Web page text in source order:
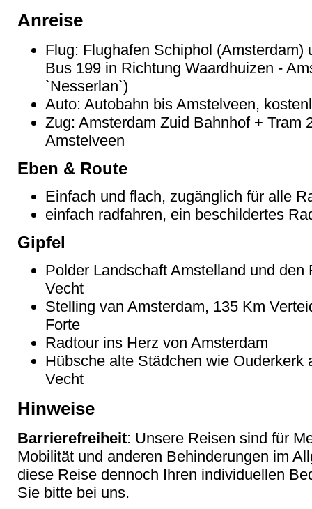
Anreise
Flug: Flughafen Schiphol (Amsterdam)
Bus 199 in Richtung Waardhuizen -
`Nesserlan`)
Auto: Autobahn bis Amstelveen,
Zug: Amsterdam Zuid Bahnhof + Tram
Amstelveen
Eben & Route
Einfach und flach, zugänglich für alle
einfach radfahren, ein beschildertes
Gipfel
Polder Landschaft Amstelland und den
Vecht
Stelling van Amsterdam, 135 Km
Forte
Radtour ins Herz von Amsterdam
Hübsche alte Städchen wie Ouderkerk
Vecht
Hinweise
Barrierefreiheit: Unsere Reisen sind für
Mobilität und anderen Behinderungen im
diese Reise dennoch Ihren individuellen
Sie bitte bei uns.